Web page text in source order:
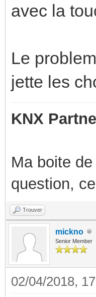
avec la
Le
jette les
KNX
Ma boite
question,
Trouver
mickno
Senior Member
02/04/2018,